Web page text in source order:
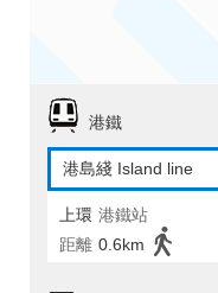
港鐵
港島綫 Island line
上環 港鐵站
距離 0.6km